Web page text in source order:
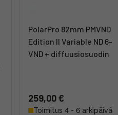
PolarPro 82mm PMVND
Edition II Variable ND 6-
VND + diffuusiosuodin
259,00 €
Toimitus 4 - 6 arkipäivää